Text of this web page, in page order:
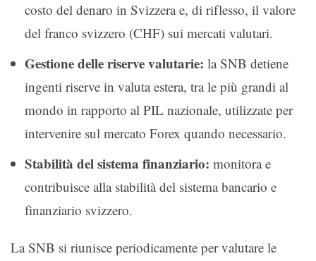
costo del denaro in Svizzera e, di riflesso, il valore
del franco svizzero (CHF) sui mercati valutari.
Gestione delle riserve valutarie: la SNB detiene
ingenti riserve in valuta estera, tra le più grandi al
mondo in rapporto al PIL nazionale, utilizzate per
intervenire sul mercato Forex quando necessario.
Stabilità del sistema finanziario: monitora e
contribuisce alla stabilità del sistema bancario e
finanziario svizzero.
La SNB si riunisce periodicamente per valutare le